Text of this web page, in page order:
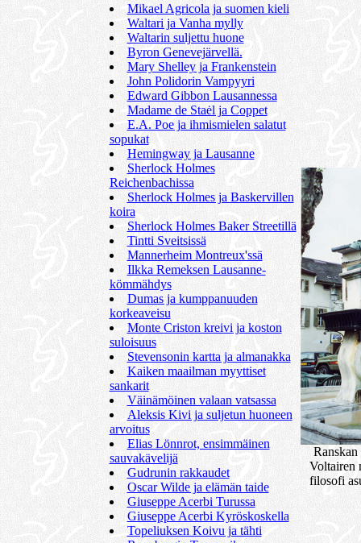
Mikael Agricola ja suomen kieli
Waltari ja Vanha mylly
Waltarin suljettu huone
Byron Genevejärvellä.
Mary Shelley ja Frankenstein
John Polidorin Vampyyri
Edward Gibbon Lausannessa
Madame de Staėl ja Coppet
E.A. Poe ja ihmismielen salatut
sopukat
Hemingway ja Lausanne
Sherlock Holmes
Reichenbachissa
Sherlock Holmes ja Baskervillen
koira
Sherlock Holmes Baker Streetillä
Tintti Sveitsissä
Mannerheim Montreux'ssä
Ilkka Remeksen Lausanne-
kömmähdys
Dumas ja kumppanuuden
korkeaveisu
Monte Criston kreivi ja koston
suloisuus
Stevensonin kartta ja almanakka
Kaiken maailman myyttiset
sankarit
Väinämöinen valaan vatsassa
Aleksis Kivi ja suljetun huoneen
arvoitus
Elias Lönnrot, ensimmäinen
sauvakävelijä
Gudrunin rakkaudet
Oscar Wilde ja elämän taide
Giuseppe Acerbi Turussa
Giuseppe Acerbi Kyröskoskella
Topeliuksen Koivu ja tähti
Ranskan
Voltairen
filosofi